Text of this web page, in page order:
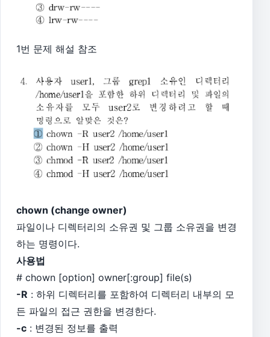
1번 문제 해설 참조
chown (change owner)
파일이나 디렉터리의 소유권 및 그룹 소유권을 변경
하는 명령이다.
사용법
# chown [option] owner[:group] file(s)
-R : 하위 디렉터리를 포함하여 디렉터리 내부의 모
든 파일의 접근 권한을 변경한다.
-c : 변경된 정보를 출력